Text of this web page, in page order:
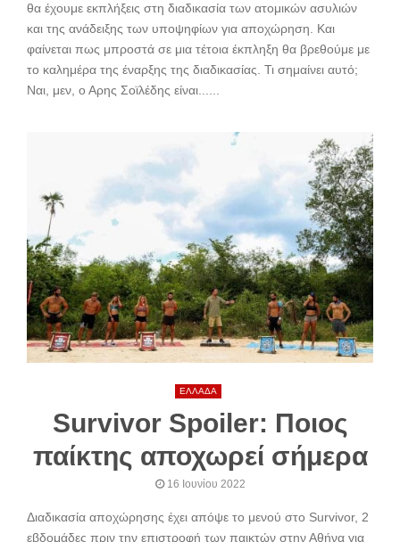
θα έχουμε εκπλήξεις στη διαδικασία των ατομικών ασυλιών
και της ανάδειξης των υποψηφίων για αποχώρηση. Και
φαίνεται πως μπροστά σε μια τέτοια έκπληξη θα βρεθούμε με
το καλημέρα της έναρξης της διαδικασίας. Τι σημαίνει αυτό;
Ναι, μεν, ο Αρης Σοϊλέδης είναι......
ΕΛΛΑΔΑ
Survivor Spoiler: Ποιος
παίκτης αποχωρεί σήμερα
16 Ιουνίου 2022
Διαδικασία αποχώρησης έχει απόψε το μενού στο Survivor, 2
εβδομάδες πριν την επιστροφή των παικτών στην Αθήνα για